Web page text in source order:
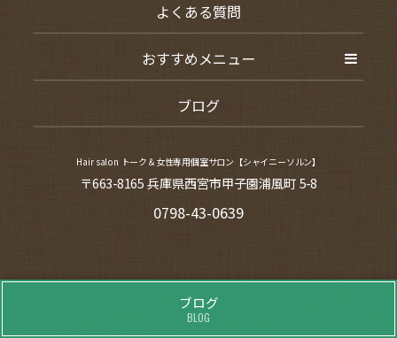
よくある質問
おすすめメニュー
ブログ
Hair salon トーク＆女性専用個室サロン【シャイニーソルン】
〒663-8165 兵庫県西宮市甲子園浦風町 5-8
0798-43-0639
ブログ
BLOG